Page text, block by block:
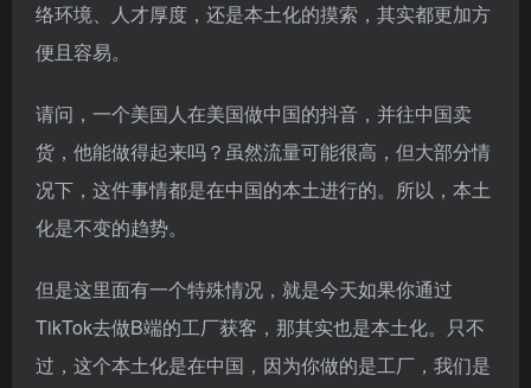
络环境、人才厚度，还是本土化的摸索，其实都更加方
便且容易。
请问，一个美国人在美国做中国的抖音，并往中国卖
货，他能做得起来吗？虽然流量可能很高，但大部分情
况下，这件事情都是在中国的本土进行的。所以，本土
化是不变的趋势。
但是这里面有一个特殊情况，就是今天如果你通过
TikTok去做B端的工厂获客，那其实也是本土化。只不
过，这个本土化是在中国，因为你做的是工厂，我们是